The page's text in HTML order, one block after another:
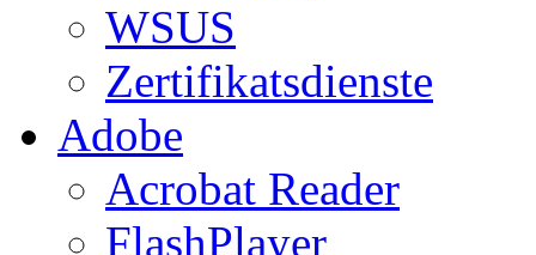
WSUS
Zertifikatsdienste
Adobe
Acrobat Reader
FlashPlayer